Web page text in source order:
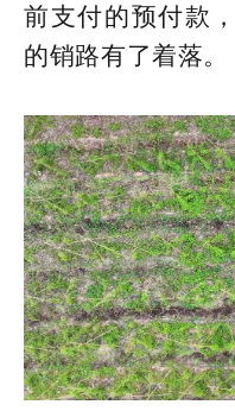
前支付的预付款
的销路有了着落。